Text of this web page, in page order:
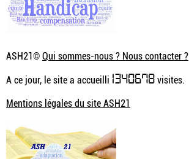
ASH21©Qui sommes-nous ? Nous contacter ?
A ce jour, le site a accueilli 1340678visites.
Mentions légales du site ASH21